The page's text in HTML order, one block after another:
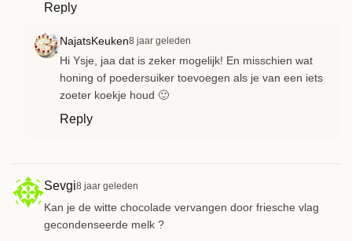
Reply
NajatsKeuken8 jaar geleden
Hi Ysje, jaa dat is zeker mogelijk! En misschien wat
honing of poedersuiker toevoegen als je van een iets
zoeter koekje houd 🙂
Reply
Sevgi8 jaar geleden
Kan je de witte chocolade vervangen door friesche vlag
gecondenseerde melk ?